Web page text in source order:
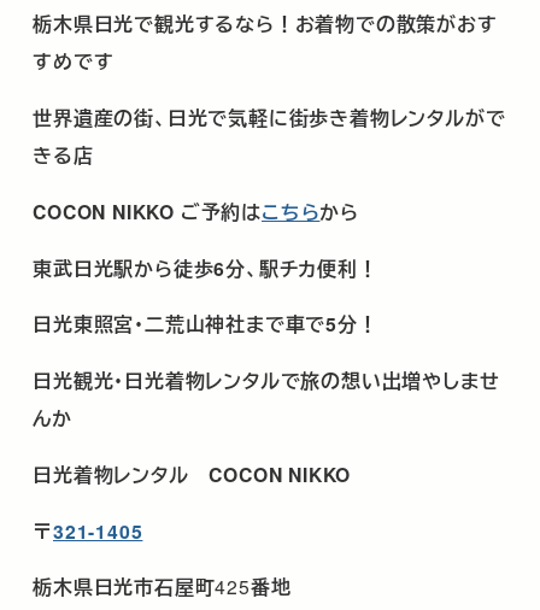
栃木県日光で観光するなら！お着物での散策がおす
すめです
世界遺産の街、日光で気軽に街歩き着物レンタルがで
きる店
COCON NIKKO ご予約はこちらから
東武日光駅から徒歩6分、駅チカ便利！
日光東照宮･二荒山神社まで車で5分！
日光観光･日光着物レンタルで旅の想い出増やしませ
んか
日光着物レンタルCOCON NIKKO
〒321-1405
栃木県日光市石屋町425番地